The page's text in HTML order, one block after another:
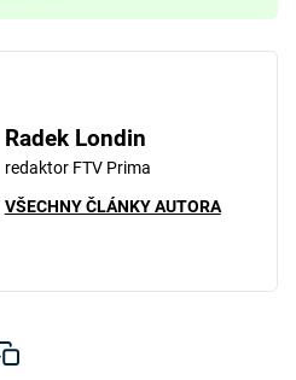
Radek Londin
redaktor FTV Prima
VŠECHNY ČLÁNKY AUTORA